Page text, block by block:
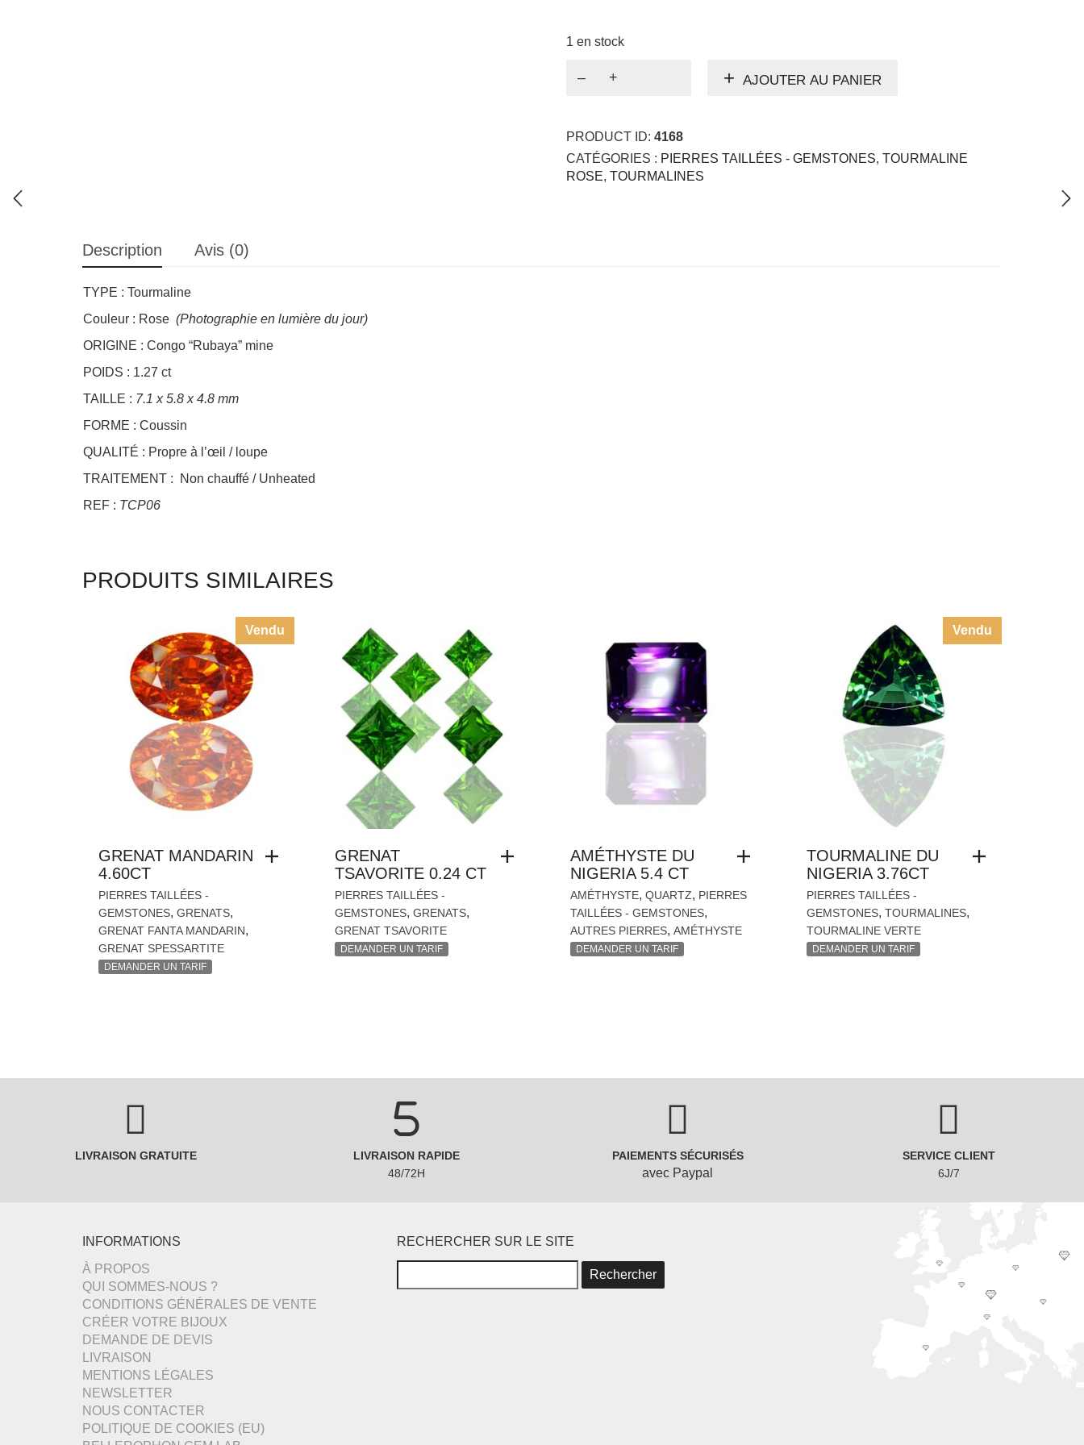
1 en stock
1.27ct
AJOUTER AU PANIER
PRODUCT ID: 4168
CATÉGORIES : PIERRES TAILLÉES - GEMSTONES, TOURMALINE
ROSE, TOURMALINES
Description Avis (0)
TYPE : Tourmaline
Couleur : Rose (Photographie en lumière du jour)
ORIGINE : Congo “Rubaya” mine
POIDS : 1.27 ct
TAILLE : 7.1 x 5.8 x 4.8 mm
FORME : Coussin
QUALITÉ : Propre à l’œil / loupe
TRAITEMENT : Non chauffé / Unheated
REF : TCP06
PRODUITS SIMILAIRES
Vendu
GRENAT MANDARIN
4.60CT
PIERRES TAILLÉES -
GEMSTONES, GRENATS,
GRENAT FANTA MANDARIN,
GRENAT SPESSARTITE
DEMANDER UN TARIF
GRENAT
TSAVORITE 0.24 CT
PIERRES TAILLÉES -
GEMSTONES, GRENATS,
GRENAT TSAVORITE
DEMANDER UN TARIF
AMÉTHYSTE DU
NIGERIA 5.4 CT
AMÉTHYSTE, QUARTZ, PIERRES
TAILLÉES - GEMSTONES,
AUTRES PIERRES, AMÉTHYSTE
DEMANDER UN TARIF
Vendu
TOURMALINE DU
NIGERIA 3.76CT
PIERRES TAILLÉES -
GEMSTONES, TOURMALINES,
TOURMALINE VERTE
DEMANDER UN TARIF
LIVRAISON GRATUITE
LIVRAISON RAPIDE
48/72H
PAIEMENTS SÉCURISÉS
avec Paypal
SERVICE CLIENT
6J/7
INFORMATIONS
À PROPOS
QUI SOMMES-NOUS ?
CONDITIONS GÉNÉRALES DE VENTE
CRÉER VOTRE BIJOUX
DEMANDE DE DEVIS
LIVRAISON
MENTIONS LÉGALES
NEWSLETTER
NOUS CONTACTER
POLITIQUE DE COOKIES (EU)
RECHERCHER SUR LE SITE